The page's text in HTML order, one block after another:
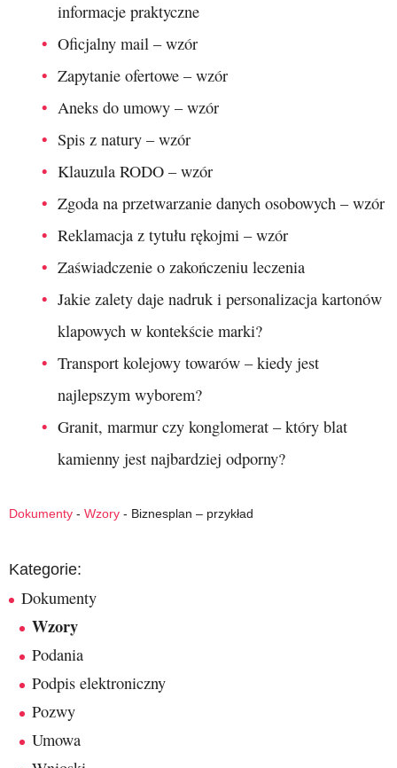
informacje praktyczne
Oficjalny mail – wzór
Zapytanie ofertowe – wzór
Aneks do umowy – wzór
Spis z natury – wzór
Klauzula RODO – wzór
Zgoda na przetwarzanie danych osobowych – wzór
Reklamacja z tytułu rękojmi – wzór
Zaświadczenie o zakończeniu leczenia
Jakie zalety daje nadruk i personalizacja kartonów
klapowych w kontekście marki?
Transport kolejowy towarów – kiedy jest
najlepszym wyborem?
Granit, marmur czy konglomerat – który blat
kamienny jest najbardziej odporny?
Dokumenty - Wzory - Biznesplan – przykład
Kategorie:
Dokumenty
Wzory
Podania
Podpis elektroniczny
Pozwy
Umowa